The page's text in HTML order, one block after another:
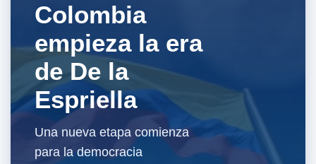
Colombia
empieza la era
de De la
Espriella
Una nueva etapa comienza
para la democracia